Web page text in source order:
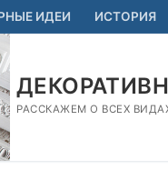
ИДЕИ ИСТОРИЯ
РАССКАЖЕМ О ВСЕХ